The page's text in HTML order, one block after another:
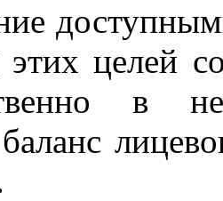
целей
в